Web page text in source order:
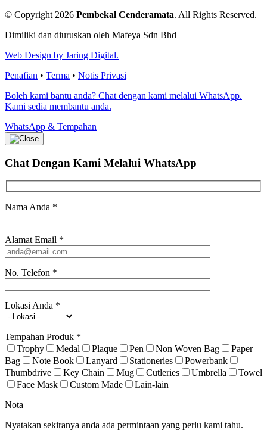
© Copyright 2026 Pembekal Cenderamata. All Rights Reserved.
Dimiliki dan diuruskan oleh Mafeya Sdn Bhd
Web Design by Jaring Digital.
Penafian • Terma • Notis Privasi
Boleh kami bantu anda? Chat dengan kami melalui WhatsApp.
Kami sedia membantu anda.
WhatsApp & Tempahan
Chat Dengan Kami Melalui WhatsApp
Nama Anda *
Alamat Email *
No. Telefon *
Lokasi Anda *
Tempahan Produk *
Trophy
Medal Plaque Pen Non Woven Bag
Paper
Bag
Note Book Lanyard Stationeries
Powerbank
Thumbdrive
Key Chain Mug Cutleries Umbrella
Towel
Face Mask
Custom Made
Lain-lain
Nota
Nyatakan sekiranya anda ada permintaan yang perlu kami tahu.